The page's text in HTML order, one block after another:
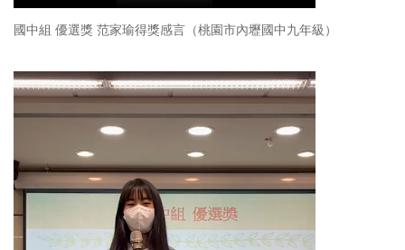
國中組 優選獎 范家瑜得獎感言（桃園市內壢國中九年級）